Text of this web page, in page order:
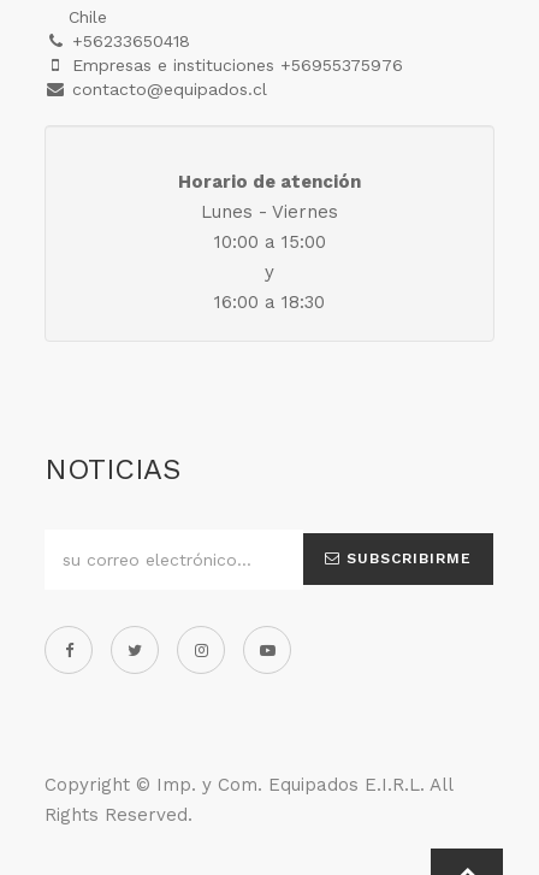
Chile
+56233650418
Empresas e instituciones +56955375976
contacto@equipados.cl
Horario de atención
Lunes - Viernes
10:00 a 15:00
y
16:00 a 18:30
NOTICIAS
SUBSCRIBIRME
Copyright © Imp. y Com. Equipados E.I.R.L. All
Rights Reserved.